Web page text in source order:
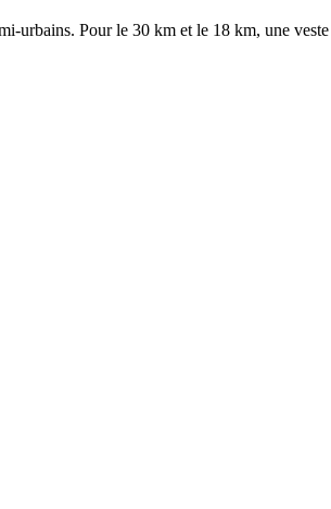
urbains. Pour le 30 km et le 18 km, une